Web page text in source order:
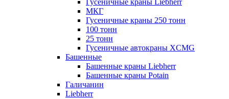
Гусеничные краны Liebherr
МКГ
Гусеничные краны 250 тонн
100 тонн
25 тонн
Гусеничные автокраны XCMG
Башенные
Башенные краны Liebherr
Башенные краны Potain
Галичанин
Liebherr